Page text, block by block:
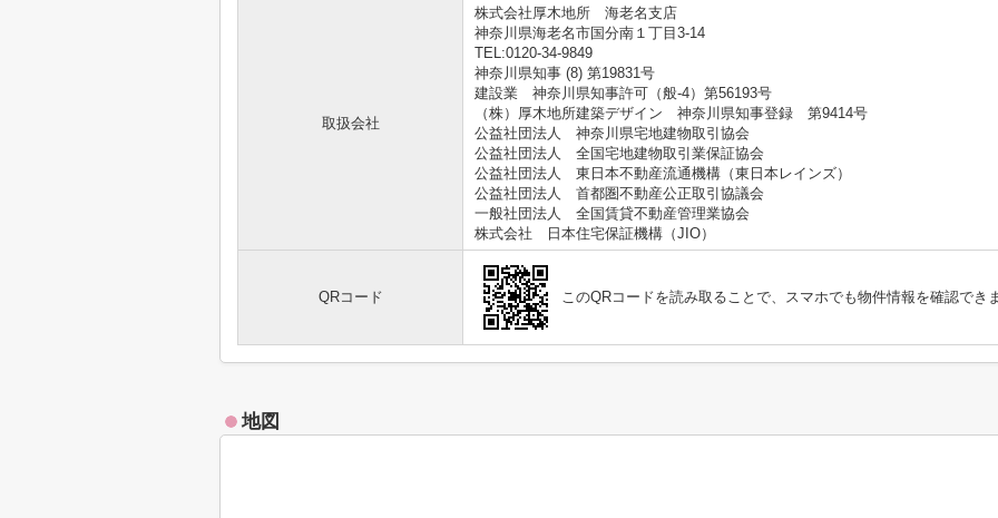
取扱会社
株式会社厚木地所 海老名支店
神奈川県海老名市国分南１丁目3-14
TEL:0120-34-9849
神奈川県知事 (8) 第19831号
建設業 神奈川県知事許可（般-4）第56193号
（株）厚木地所建築デザイン 神奈川県知事登録 第9414号
公益社団法人 神奈川県宅地建物取引協会
公益社団法人 全国宅地建物取引業保証協会
公益社団法人 東日本不動産流通機構（東日本レインズ）
公益社団法人 首都圏不動産公正取引協議会
一般社団法人 全国賃貸不動産管理業協会
株式会社 日本住宅保証機構（JIO）
QRコード このQRコードを読み取ることで、スマホでも物件情報を確認でき
地図